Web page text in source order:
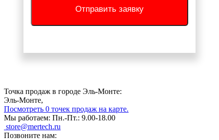
Отправить заявку
Точка продаж в городе Эль-Монте:
Эль-Монте,
Посмотреть 0 точек продаж на карте.
Мы работаем: Пн.-Пт.: 9.00-18.00
store@mertech.ru
Позвоните нам: